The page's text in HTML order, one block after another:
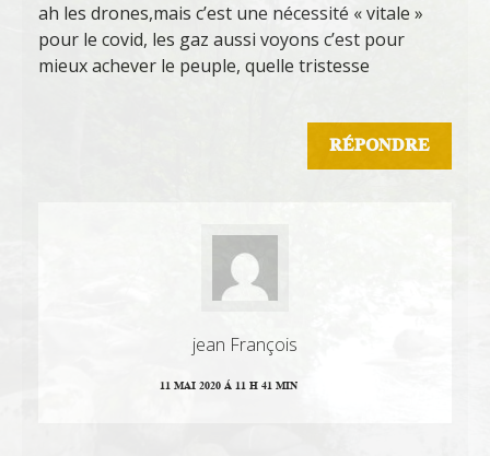
ah les drones,mais c’est une nécessité « vitale »
pour le covid, les gaz aussi voyons c’est pour
mieux achever le peuple, quelle tristesse
RÉPONDRE
jean François
11 MAI 2020 Á 11 H 41 MIN